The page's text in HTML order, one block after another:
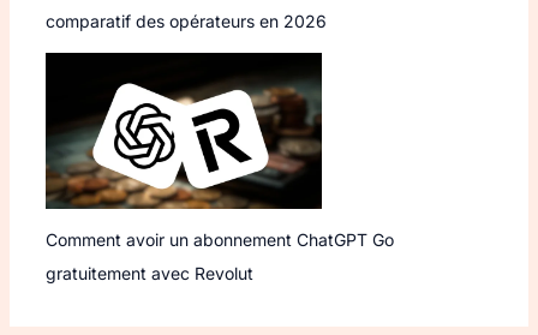
comparatif des opérateurs en 2026
Comment avoir un abonnement ChatGPT Go
gratuitement avec Revolut